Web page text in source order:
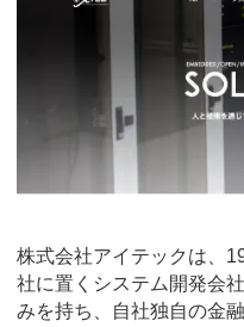
株式会社アイテックは、
社に置くシステム開発会
みを持ち、自社独自の金